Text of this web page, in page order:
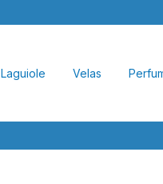
Laguiole Velas